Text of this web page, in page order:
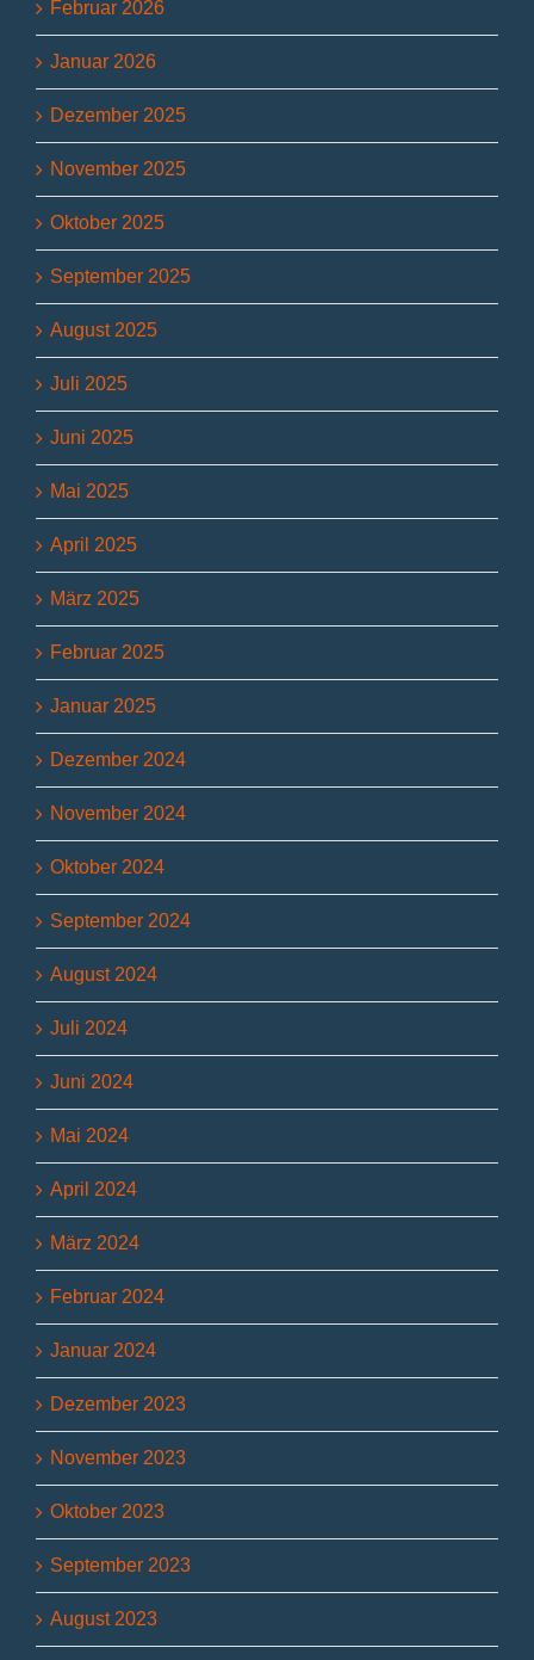
Februar 2026
Januar 2026
Dezember 2025
November 2025
Oktober 2025
September 2025
August 2025
Juli 2025
Juni 2025
Mai 2025
April 2025
März 2025
Februar 2025
Januar 2025
Dezember 2024
November 2024
Oktober 2024
September 2024
August 2024
Juli 2024
Juni 2024
Mai 2024
April 2024
März 2024
Februar 2024
Januar 2024
Dezember 2023
November 2023
Oktober 2023
September 2023
August 2023